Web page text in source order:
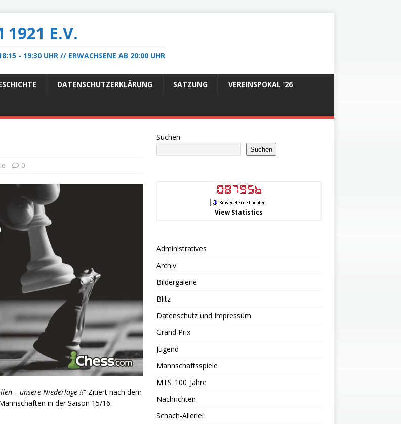
1921 E.V.
- 19:30 UHR // ERWACHSENE AB 20:00 UHR
DATENSCHUTZERKLÄRUNG SATZUNG VEREINSPOKAL ’26
0
– unsere Niederlage !!“ Zitiert nach dem
in der Saison 15/16.
Suchen
Suchen
View Statistics
Administratives
Archiv
Bildergalerie
Blitz
Datenschutz und Impressum
Grand Prix
Jugend
Mannschaftsspiele
MTS_100_Jahre
Nachrichten
Schach-Allerlei